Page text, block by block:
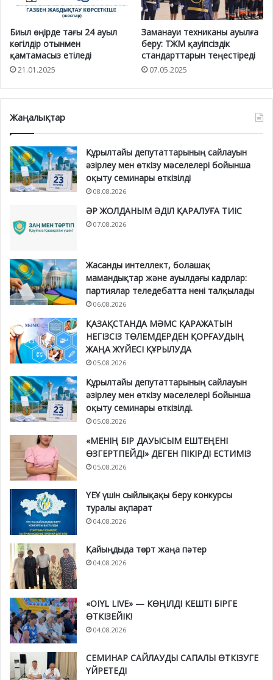
Биыл өңірде тағы 24 ауыл
көгілдір отынмен
қамтамасыз етіледі
21.01.2025
Заманауи техниканы ауылға
беру: ТЖМ қауіпсіздік
стандарттарын теңестіреді
07.05.2025
Жаңалықтар
Құрылтайы депутаттарының сайлауын
әзірлеу мен өткізу мәселелері бойынша
оқыту семинары өткізілді
08.08.2026
ӘР ЖОЛДАНЫМ ӘДІЛ ҚАРАЛУҒА ТИІС
07.08.2026
Жасанды интеллект, болашақ
мамандықтар және ауылдағы кадрлар:
партиялар теледебатта нені талқылады
06.08.2026
ҚАЗАҚСТАНДА МӘМС ҚАРАЖАТЫН
НЕГІЗСІЗ ТӨЛЕМДЕРДЕН ҚОРҒАУДЫҢ
ЖАҢА ЖҮЙЕСІ ҚҰРЫЛУДА
05.08.2026
Құрылтайы депутаттарының сайлауын
әзірлеу мен өткізу мәселелері бойынша
оқыту семинары өткізілді.
05.08.2026
«МЕНІҢ БІР ДАУЫСЫМ ЕШТЕҢЕНІ
ӨЗГЕРТПЕЙДІ» ДЕГЕН ПІКІРДІ ЕСТИМІЗ
05.08.2026
ҮЕҰ үшін сыйлықақы беру конкурсы
туралы ақпарат
04.08.2026
Қайыңдыда төрт жаңа пәтер
04.08.2026
«OIYL LIVE» — КӨҢІЛДІ КЕШТІ БІРГЕ
ӨТКІЗЕЙІК!
04.08.2026
СЕМИНАР САЙЛАУДЫ САПАЛЫ ӨТКІЗУГЕ
ҮЙРЕТЕДІ